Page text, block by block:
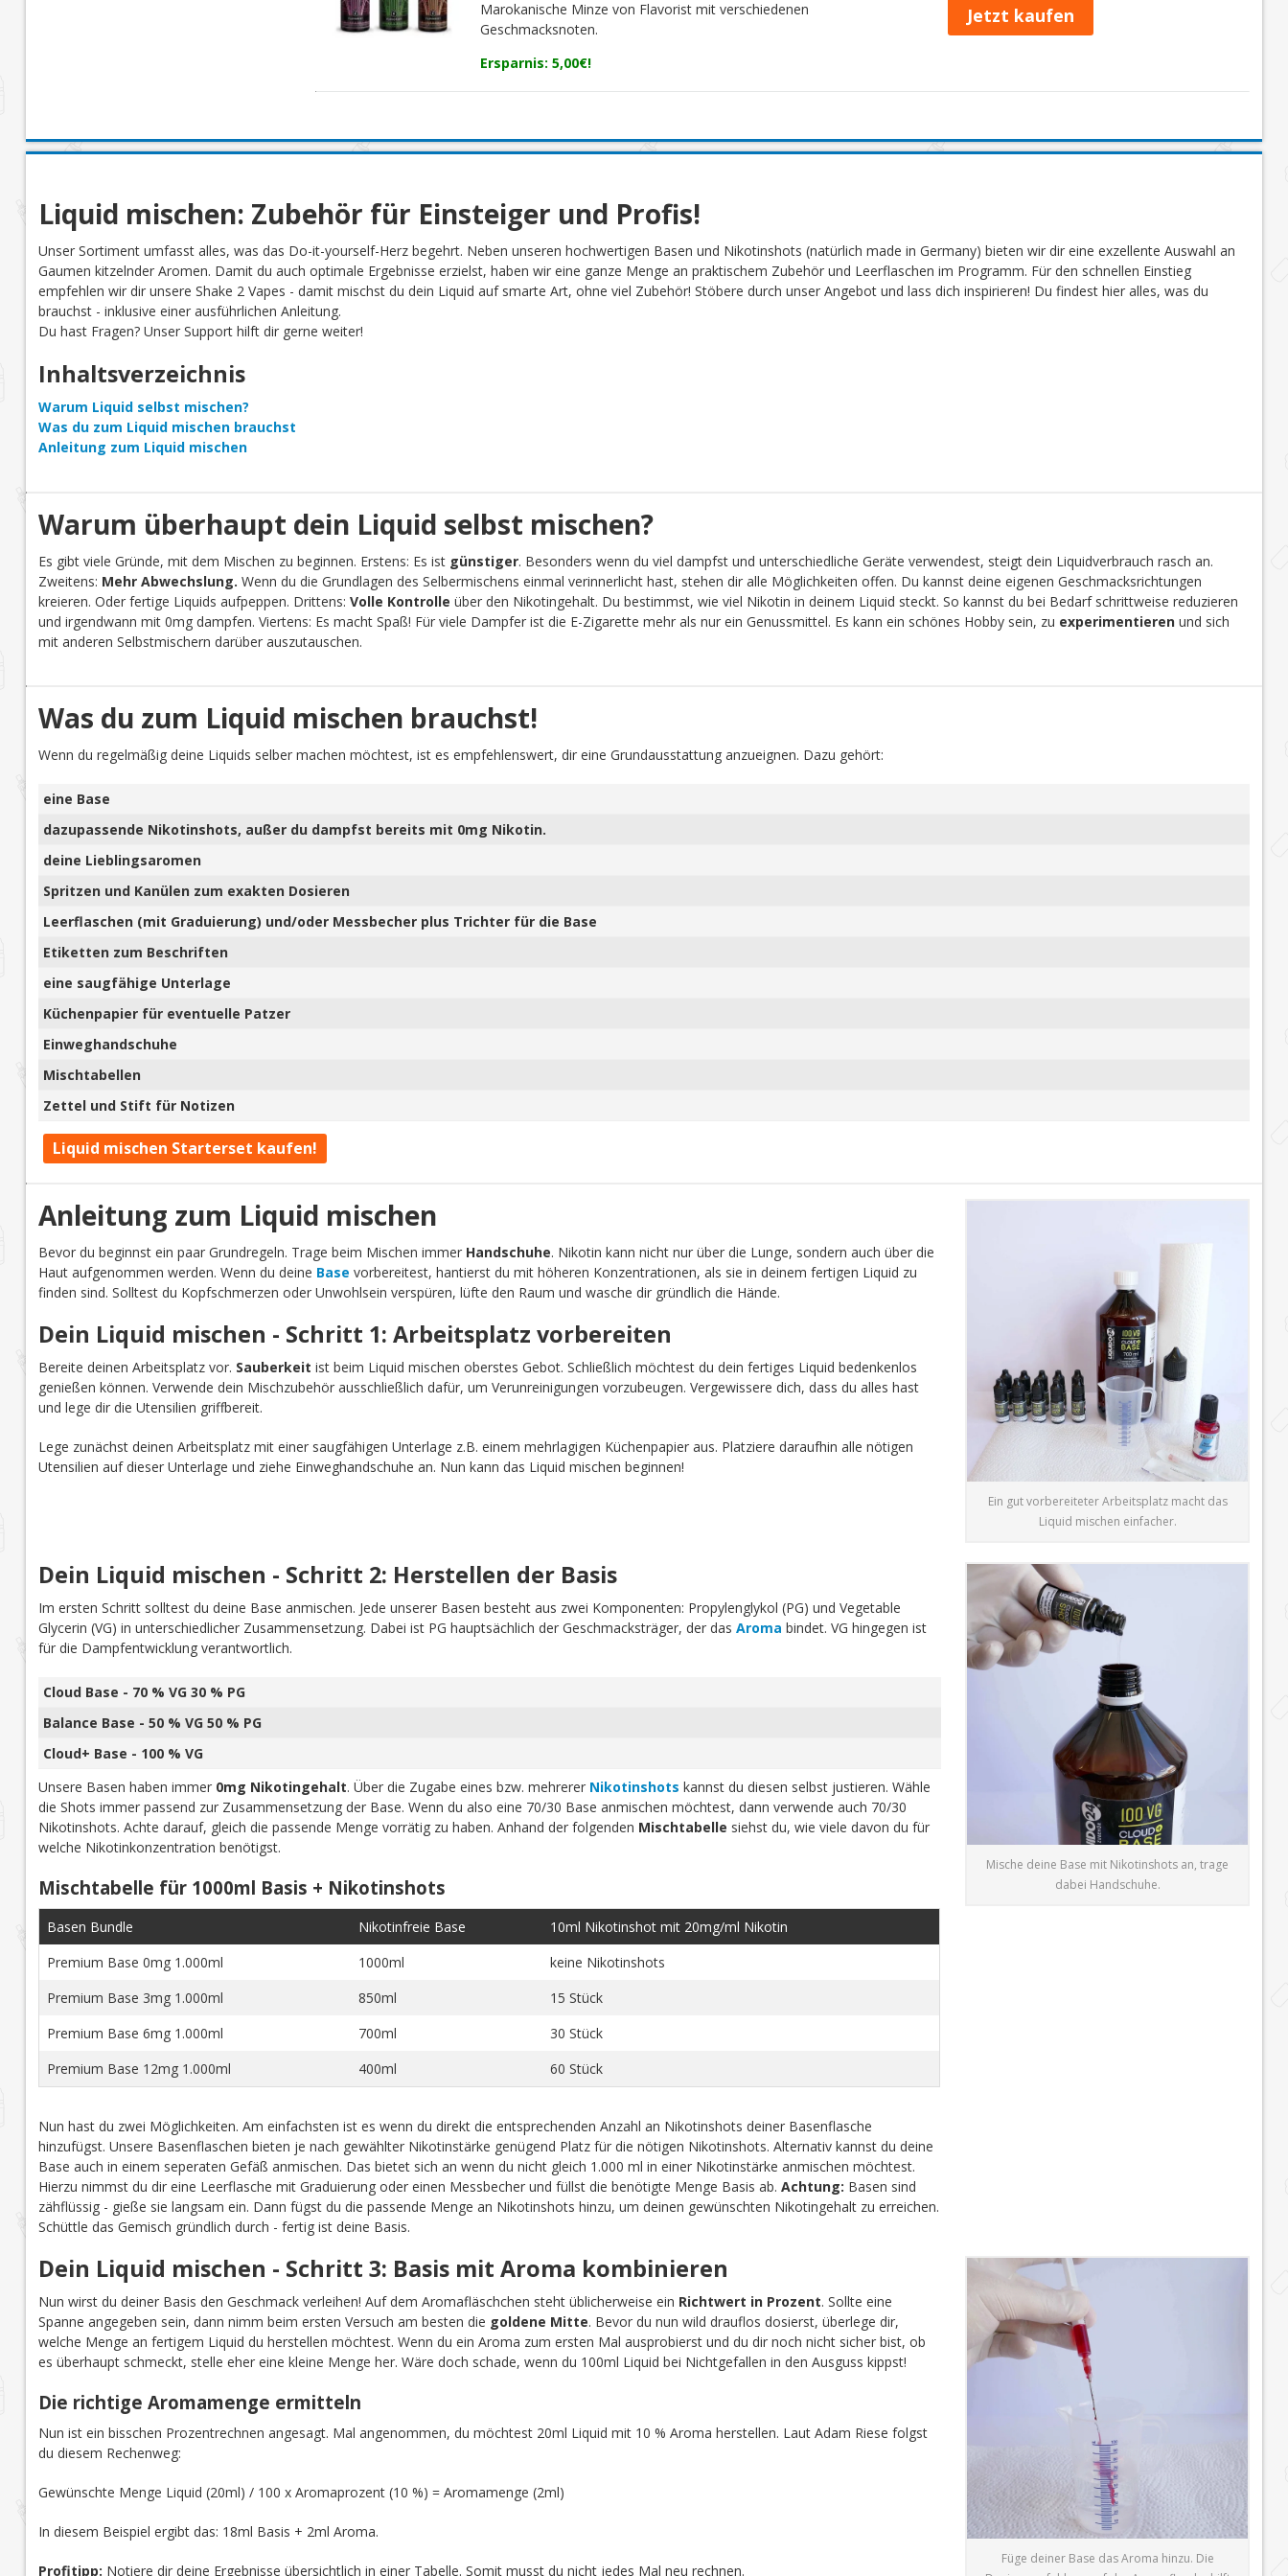
Marokanische Minze von Flavorist mit verschiedenen
Geschmacksnoten.
Ersparnis: 5,00€!
Jetzt kaufen
Liquid mischen: Zubehör für Einsteiger und Profis!
Unser Sortiment umfasst alles, was das Do-it-yourself-Herz begehrt. Neben unseren hochwertigen Basen und Nikotinshots (natürlich made in Germany) bieten wir dir eine exzellente Auswahl an
Gaumen kitzelnder Aromen. Damit du auch optimale Ergebnisse erzielst, haben wir eine ganze Menge an praktischem Zubehör und Leerflaschen im Programm. Für den schnellen Einstieg
empfehlen wir dir unsere Shake 2 Vapes - damit mischst du dein Liquid auf smarte Art, ohne viel Zubehör! Stöbere durch unser Angebot und lass dich inspirieren! Du findest hier alles, was du
brauchst - inklusive einer ausführlichen Anleitung.
Du hast Fragen? Unser Support hilft dir gerne weiter!
Inhaltsverzeichnis
Warum Liquid selbst mischen?
Was du zum Liquid mischen brauchst
Anleitung zum Liquid mischen
Warum überhaupt dein Liquid selbst mischen?
Es gibt viele Gründe, mit dem Mischen zu beginnen. Erstens: Es ist günstiger. Besonders wenn du viel dampfst und unterschiedliche Geräte verwendest, steigt dein Liquidverbrauch rasch an.
Zweitens: Mehr Abwechslung. Wenn du die Grundlagen des Selbermischens einmal verinnerlicht hast, stehen dir alle Möglichkeiten offen. Du kannst deine eigenen Geschmacksrichtungen
kreieren. Oder fertige Liquids aufpeppen. Drittens: Volle Kontrolle über den Nikotingehalt. Du bestimmst, wie viel Nikotin in deinem Liquid steckt. So kannst du bei Bedarf schrittweise reduzieren
und irgendwann mit 0mg dampfen. Viertens: Es macht Spaß! Für viele Dampfer ist die E-Zigarette mehr als nur ein Genussmittel. Es kann ein schönes Hobby sein, zu experimentierenund sich
mit anderen Selbstmischern darüber auszutauschen.
Was du zum Liquid mischen brauchst!
Wenn du regelmäßig deine Liquids selber machen möchtest, ist es empfehlenswert, dir eine Grundausstattung anzueignen. Dazu gehört:
eine Base
dazupassende Nikotinshots, außer du dampfst bereits mit 0mg Nikotin.
deine Lieblingsaromen
Spritzen und Kanülen zum exakten Dosieren
Leerflaschen (mit Graduierung) und/oder Messbecher plus Trichter für die Base
Etiketten zum Beschriften
eine saugfähige Unterlage
Küchenpapier für eventuelle Patzer
Einweghandschuhe
Mischtabellen
Zettel und Stift für Notizen
Liquid mischen Starterset kaufen!
Anleitung zum Liquid mischen
Bevor du beginnst ein paar Grundregeln. Trage beim Mischen immer Handschuhe. Nikotin kann nicht nur über die Lunge, sondern auch über die
Haut aufgenommen werden. Wenn du deine Base vorbereitest, hantierst du mit höheren Konzentrationen, als sie in deinem fertigen Liquid zu
finden sind. Solltest du Kopfschmerzen oder Unwohlsein verspüren, lüfte den Raum und wasche dir gründlich die Hände.
Dein Liquid mischen - Schritt 1: Arbeitsplatz vorbereiten
Bereite deinen Arbeitsplatz vor. Sauberkeit ist beim Liquid mischen oberstes Gebot. Schließlich möchtest du dein fertiges Liquid bedenkenlos
genießen können. Verwende dein Mischzubehör ausschließlich dafür, um Verunreinigungen vorzubeugen. Vergewissere dich, dass du alles hast
und lege dir die Utensilien griffbereit.
Lege zunächst deinen Arbeitsplatz mit einer saugfähigen Unterlage z.B. einem mehrlagigen Küchenpapier aus. Platziere daraufhin alle nötigen
Utensilien auf dieser Unterlage und ziehe Einweghandschuhe an. Nun kann das Liquid mischen beginnen!
Ein gut vorbereiteter Arbeitsplatz macht das
Liquid mischen einfacher.
Dein Liquid mischen - Schritt 2: Herstellen der Basis
Im ersten Schritt solltest du deine Base anmischen. Jede unserer Basen besteht aus zwei Komponenten: Propylenglykol (PG) und Vegetable
Glycerin (VG) in unterschiedlicher Zusammensetzung. Dabei ist PG hauptsächlich der Geschmacksträger, der das Aroma bindet. VG hingegen ist
für die Dampfentwicklung verantwortlich.
Cloud Base - 70 % VG 30 % PG
Balance Base - 50 % VG 50 % PG
Cloud+ Base - 100 % VG
Unsere Basen haben immer 0mg Nikotingehalt. Über die Zugabe eines bzw. mehrerer Nikotinshots kannst du diesen selbst justieren. Wähle
die Shots immer passend zur Zusammensetzung der Base. Wenn du also eine 70/30 Base anmischen möchtest, dann verwende auch 70/30
Nikotinshots. Achte darauf, gleich die passende Menge vorrätig zu haben. Anhand der folgenden Mischtabelle siehst du, wie viele davon du für
welche Nikotinkonzentration benötigst.
Mischtabelle für 1000ml Basis + Nikotinshots
Basen Bundle Nikotinfreie Base
10ml Nikotinshot mit 20mg/ml Nikotin
Premium Base 0mg 1.000ml
1000ml
keine Nikotinshots
Premium Base 3mg 1.000ml
850ml
15 Stück
Premium Base 6mg 1.000ml
700ml
30 Stück
Premium Base 12mg 1.000ml
400ml 60 Stück
Nun hast du zwei Möglichkeiten. Am einfachsten ist es wenn du direkt die entsprechenden Anzahl an Nikotinshots deiner Basenflasche
hinzufügst. Unsere Basenflaschen bieten je nach gewählter Nikotinstärke genügend Platz für die nötigen Nikotinshots. Alternativ kannst du deine
Base auch in einem seperaten Gefäß anmischen. Das bietet sich an wenn du nicht gleich 1.000 ml in einer Nikotinstärke anmischen möchtest.
Hierzu nimmst du dir eine Leerflasche mit Graduierung oder einen Messbecher und füllst die benötigte Menge Basis ab. Achtung: Basen sind
zähflüssig - gieße sie langsam ein. Dann fügst du die passende Menge an Nikotinshots hinzu, um deinen gewünschten Nikotingehalt zu erreichen.
Schüttle das Gemisch gründlich durch - fertig ist deine Basis.
Mische deine Base mit Nikotinshots an, trage
dabei Handschuhe.
Dein Liquid mischen - Schritt 3: Basis mit Aroma kombinieren
Nun wirst du deiner Basis den Geschmack verleihen! Auf dem Aromafläschchen steht üblicherweise ein Richtwert in Prozent. Sollte eine
Spanne angegeben sein, dann nimm beim ersten Versuch am besten die goldene Mitte. Bevor du nun wild drauflos dosierst, überlege dir,
welche Menge an fertigem Liquid du herstellen möchtest. Wenn du ein Aroma zum ersten Mal ausprobierst und du dir noch nicht sicher bist, ob
es überhaupt schmeckt, stelle eher eine kleine Menge her. Wäre doch schade, wenn du 100ml Liquid bei Nichtgefallen in den Ausguss kippst!
Die richtige Aromamenge ermitteln
Nun ist ein bisschen Prozentrechnen angesagt. Mal angenommen, du möchtest 20ml Liquid mit 10 % Aroma herstellen. Laut Adam Riese folgst
du diesem Rechenweg:
Gewünschte Menge Liquid (20ml) / 100 x Aromaprozent (10 %) = Aromamenge (2ml)
In diesem Beispiel ergibt das: 18ml Basis + 2ml Aroma.
Profitipp: Notiere dir deine Ergebnisse übersichtlich in einer Tabelle. Somit musst du nicht jedes Mal neu rechnen.
Füge deiner Base das Aroma hinzu. Die